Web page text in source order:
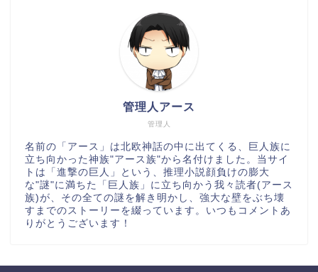
管理人
管理人アース
名前の「アース」は北欧神話の中に出てくる、巨人族に
立ち向かった神族"アース族"から名付けました。当サイ
トは「進撃の巨人」という、推理小説顔負けの膨大
な"謎"に満ちた「巨人族」に立ち向かう我々読者(アース
族)が、その全ての謎を解き明かし、強大な壁をぶち壊
すまでのストーリーを綴っています。いつもコメントあ
りがとうございます！